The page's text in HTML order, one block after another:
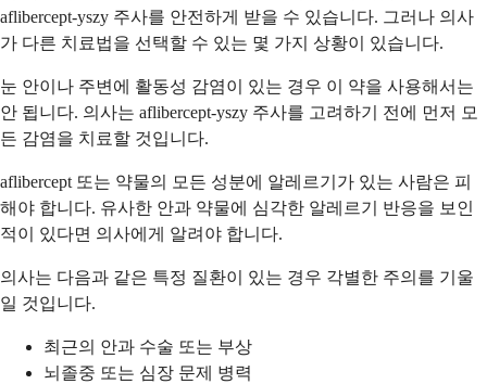
aflibercept-yszy 주사를 안전하게 받을 수 있습니다. 그러나 의사
가 다른 치료법을 선택할 수 있는 몇 가지 상황이 있습니다.
눈 안이나 주변에 활동성 감염이 있는 경우 이 약을 사용해서는
안 됩니다. 의사는 aflibercept-yszy 주사를 고려하기 전에 먼저 모
든 감염을 치료할 것입니다.
aflibercept 또는 약물의 모든 성분에 알레르기가 있는 사람은 피
해야 합니다. 유사한 안과 약물에 심각한 알레르기 반응을 보인
적이 있다면 의사에게 알려야 합니다.
의사는 다음과 같은 특정 질환이 있는 경우 각별한 주의를 기울
일 것입니다.
최근의 안과 수술 또는 부상
뇌졸중 또는 심장 문제 병력